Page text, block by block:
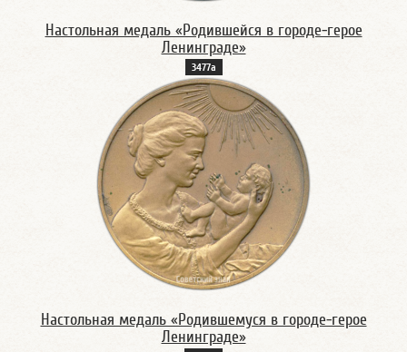
Настольная медаль «Родившейся в городе-герое
Ленинграде»
3477а
Настольная медаль «Родившемуся в городе-герое
Ленинграде»